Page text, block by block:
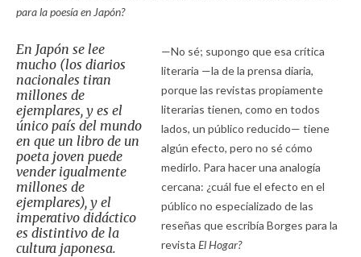
para la poesía en Japón?
En Japón se lee
mucho (los diarios
nacionales tiran
millones de
ejemplares, y es el
único país del mundo
en que un libro de un
poeta joven puede
vender igualmente
millones de
ejemplares), y el
imperativo didáctico
es distintivo de la
cultura japonesa.
—No sé; supongo que esa crítica
literaria —la de la prensa diaria,
porque las revistas propiamente
literarias tienen, como en todos
lados, un público reducido— tiene
algún efecto, pero no sé cómo
medirlo. Para hacer una analogía
cercana: ¿cuál fue el efecto en el
público no especializado de las
reseñas que escribía Borges para la
revista El Hogar?